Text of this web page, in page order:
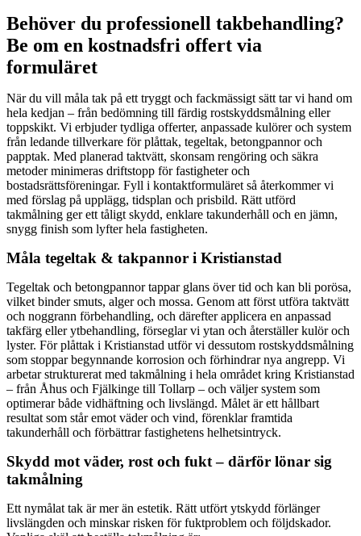
Behöver du professionell takbehandling?
Be om en kostnadsfri offert via
formuläret
När du vill måla tak på ett tryggt och fackmässigt sätt tar vi hand om
hela kedjan – från bedömning till färdig rostskyddsmålning eller
toppskikt. Vi erbjuder tydliga offerter, anpassade kulörer och system
från ledande tillverkare för plåttak, tegeltak, betongpannor och
papptak. Med planerad taktvätt, skonsam rengöring och säkra
metoder minimeras driftstopp för fastigheter och
bostadsrättsföreningar. Fyll i kontaktformuläret så återkommer vi
med förslag på upplägg, tidsplan och prisbild. Rätt utförd
takmålning ger ett tåligt skydd, enklare takunderhåll och en jämn,
snygg finish som lyfter hela fastigheten.
Måla tegeltak & takpannor i Kristianstad
Tegeltak och betongpannor tappar glans över tid och kan bli porösa,
vilket binder smuts, alger och mossa. Genom att först utföra taktvätt
och noggrann förbehandling, och därefter applicera en anpassad
takfärg eller ytbehandling, förseglar vi ytan och återställer kulör och
lyster. För plåttak i Kristianstad utför vi dessutom rostskyddsmålning
som stoppar begynnande korrosion och förhindrar nya angrepp. Vi
arbetar strukturerat med takmålning i hela området kring Kristianstad
– från Åhus och Fjälkinge till Tollarp – och väljer system som
optimerar både vidhäftning och livslängd. Målet är ett hållbart
resultat som står emot väder och vind, förenklar framtida
takunderhåll och förbättrar fastighetens helhetsintryck.
Skydd mot väder, rost och fukt – därför lönar sig
takmålning
Ett nymålat tak är mer än estetik. Rätt utfört ytskydd förlänger
livslängden och minskar risken för fuktproblem och följdskador.